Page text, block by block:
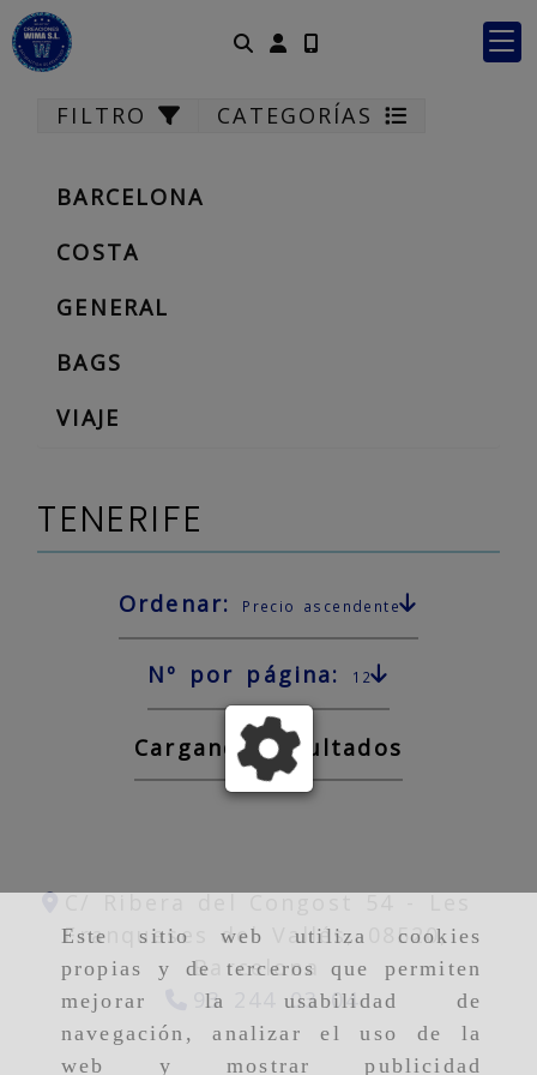
Este sitio web utiliza cookies
propias y de terceros que permiten
mejorar la usabilidad de
navegación, analizar el uso de la
web y mostrar publicidad
Identifícate
FILTRO CATEGORÍAS
BARCELONA
COSTA
GENERAL
BAGS
VIAJE
TENERIFE
Ordenar: Precio ascendente
Nº por página: 12
Cargando resultados
C/ Ribera del Congost 54 -Les
Franqueses del Vallés,
08520,
Barcelona
93 244 03 04